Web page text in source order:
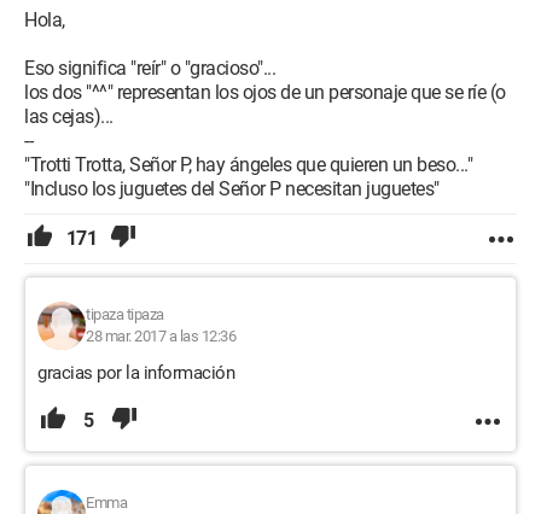
Hola,
Eso significa "reír" o "gracioso"...
los dos "^^" representan los ojos de un personaje que se ríe (o
las cejas)...
--
"Trotti Trotta, Señor P, hay ángeles que quieren un beso..."
"Incluso los juguetes del Señor P necesitan juguetes"
171
tipaza tipaza
28 mar. 2017 a las 12:36
gracias por la información
5
Emma